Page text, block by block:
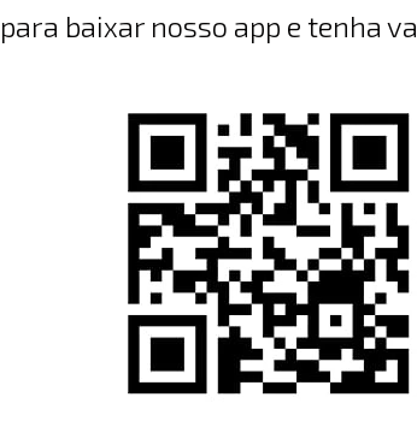
baixar nosso app e tenha